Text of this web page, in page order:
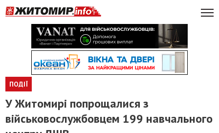
ПОДІЇ
​У Житомирі попрощалися з
військовослужбовцем 199 навчального